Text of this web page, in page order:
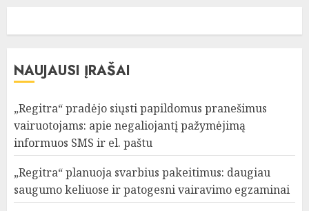
NAUJAUSI ĮRAŠAI
„Regitra“ pradėjo siųsti papildomus pranešimus
vairuotojams: apie negaliojantį pažymėjimą
informuos SMS ir el. paštu
„Regitra“ planuoja svarbius pakeitimus: daugiau
saugumo keliuose ir patogesni vairavimo egzaminai